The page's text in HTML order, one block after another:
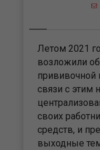
Летом 2021
возложили
прививочной
связи с этим
своих
средств, и
выходные